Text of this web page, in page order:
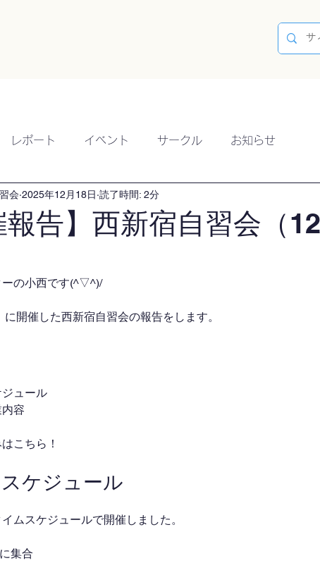
レポート イベント サークル お知らせ
報告】西新宿自習会（
会 2025年12月18日 読了時間: 2分
ーの小西です(^▽^)/
開催した西新宿自習会の報告をします。
ュール
容
こちら！
ケジュール
ムスケジュールで開催しました。
集合